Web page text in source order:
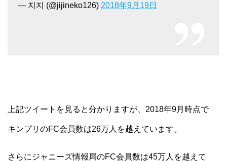
— 지지 (@jijineko126) 2018年9月19日
上記ツイートを見ると分かりますが、2018年9月時点で
キンプリのFC会員数は26万人を越えています。
さらにジャニーズ情報局のFC会員数は45万人を越えて